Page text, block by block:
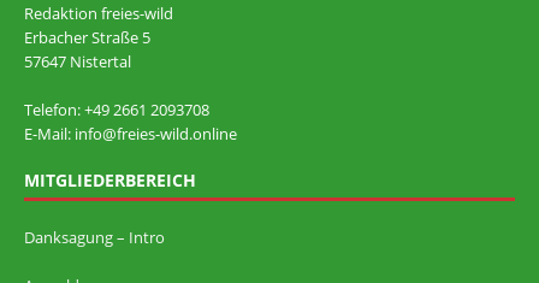
Redaktion freies-wild
Erbacher Straße 5
57647 Nistertal
Telefon: +49 ‭2661 2093708
E-Mail: info@freies-wild.online
MITGLIEDERBEREICH
Danksagung – Intro